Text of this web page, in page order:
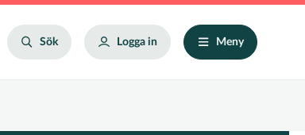
Search
Sök
Logga in Meny